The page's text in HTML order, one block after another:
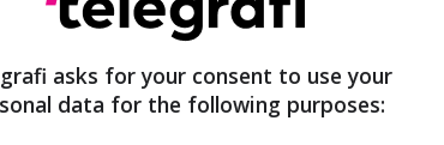
Nuk mund t’iu tregojmë se kush do të
të zhvillojë”, tha Foda në konferencën
asks for your consent to use your
data for the following purposes: